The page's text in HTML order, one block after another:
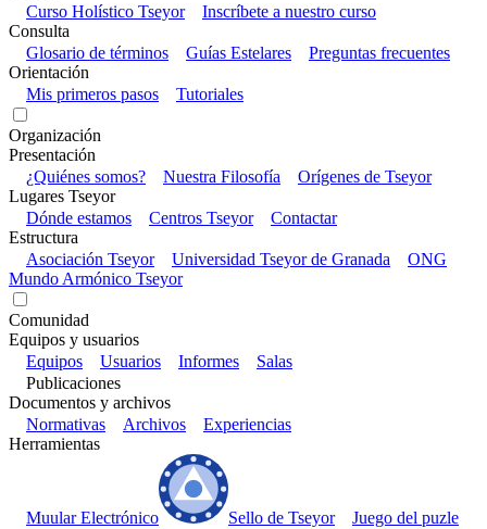
Curso Holístico Tseyor
Inscríbete a nuestro curso
Consulta
Glosario de términos
Guías Estelares
Preguntas frecuentes
Orientación
Mis primeros pasos
Tutoriales
Organización
Presentación
¿Quiénes somos?
Nuestra Filosofía
Orígenes de Tseyor
Lugares Tseyor
Dónde estamos
Centros Tseyor
Contactar
Estructura
Asociación Tseyor
Universidad Tseyor de Granada
ONG
Mundo Armónico Tseyor
Comunidad
Equipos y usuarios
Equipos
Usuarios Informes
Salas
Publicaciones
Documentos y archivos
Normativas
Archivos
Experiencias
Herramientas
Muular Electrónico Sello de Tseyor
Juego del puzle